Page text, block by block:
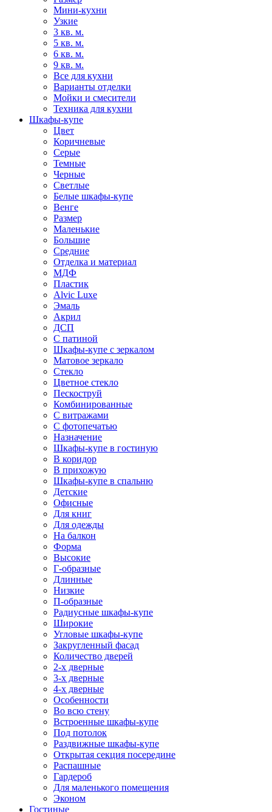
Мини-кухни
Узкие
3 кв. м.
5 кв. м.
6 кв. м.
9 кв. м.
Все для кухни
Варианты отделки
Мойки и смесители
Техника для кухни
Шкафы-купе
Цвет
Коричневые
Серые
Темные
Черные
Светлые
Белые шкафы-купе
Венге
Размер
Маленькие
Большие
Средние
Отделка и материал
МДФ
Пластик
Alvic Luxe
Эмаль
Акрил
ДСП
С патиной
Шкафы-купе с зеркалом
Матовое зеркало
Стекло
Цветное стекло
Пескоструй
Комбинированные
С витражами
С фотопечатью
Назначение
Шкафы-купе в гостиную
В коридор
В прихожую
Шкафы-купе в спальню
Детские
Офисные
Для книг
Для одежды
На балкон
Форма
Высокие
Г-образные
Длинные
Низкие
П-образные
Радиусные шкафы-купе
Широкие
Угловые шкафы-купе
Закругленный фасад
Количество дверей
2-х дверные
3-х дверные
4-х дверные
Особенности
Во всю стену
Встроенные шкафы-купе
Под потолок
Раздвижные шкафы-купе
Открытая секция посередине
Распашные
Гардероб
Для маленького помещения
Эконом
Гостиные